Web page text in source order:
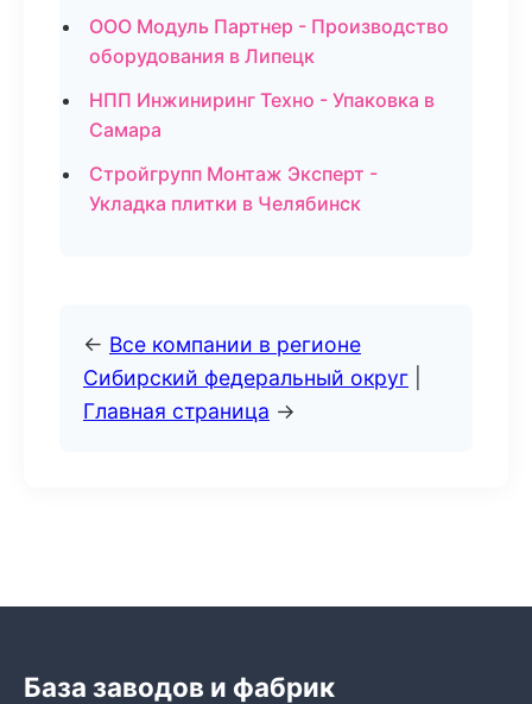
ООО Модуль Партнер - Производство
оборудования в Липецк
НПП Инжиниринг Техно - Упаковка в
Самара
Стройгрупп Монтаж Эксперт -
Укладка плитки в Челябинск
← Все компании в регионе
Сибирский федеральный округ
Главная страница →
База заводов и фабрик